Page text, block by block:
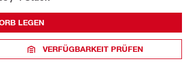
LEGEN
VERFÜGBARKEIT PRÜFEN